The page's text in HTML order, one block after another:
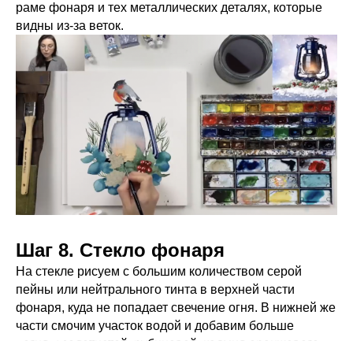
раме фонаря и тех металлических деталях, которые
видны из-за веток.
Шаг 8. Стекло фонаря
На стекле рисуем с большим количеством серой
пейны или нейтрального тинта в верхней части
фонаря, куда не попадает свечение огня. В нижней же
части смочим участок водой и добавим больше